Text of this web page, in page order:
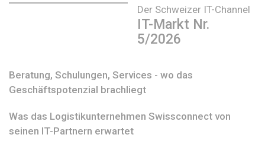
Der Schweizer IT-Channel
IT-Markt Nr.
5/2026
Beratung, Schulungen, Services - wo das
Geschäftspotenzial brachliegt
Was das Logistikunternehmen Swissconnect von
seinen IT-Partnern erwartet